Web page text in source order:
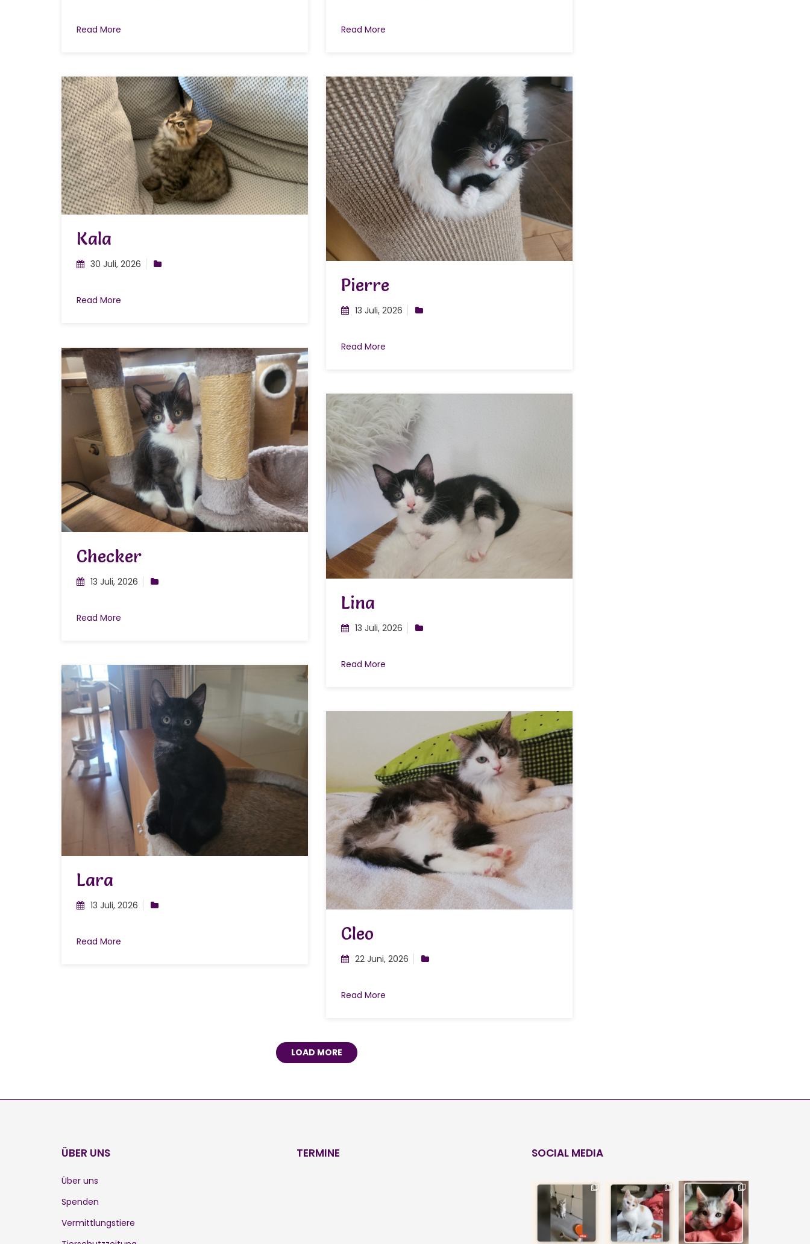
Read More Read More
Kala
30 Juli, 2026
Read More
Pierre
13 Juli, 2026
Read More
Checker
13 Juli, 2026
Read More
Lina
13 Juli, 2026
Read More
Lara
13 Juli, 2026
Read More Cleo
22 Juni, 2026
Read More
LOAD MORE
ÜBER UNS
Über uns
Spenden
Vermittlungstiere
TERMINE SOCIAL MEDIA